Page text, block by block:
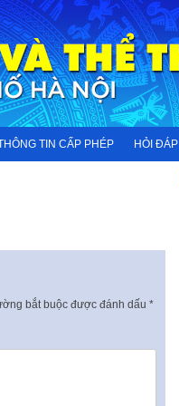
TIN CẤP PHÉP HỎI ĐÁP
bắt buộc được đánh dấu *